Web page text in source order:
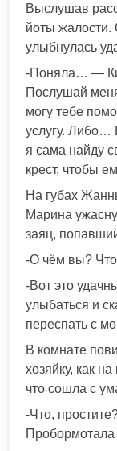
Выслушав
йоты
улыбнулась
-Поняла… —
Послушай
могу тебе
услугу. Либо…
я сама найду
крест, чтобы
На губах
Марина
заяц,
-О чём вы? Что
-Вот это
улыбаться и
переспать с
В комнате
хозяйку, как
что сошла с
-Что,
Пробормотала